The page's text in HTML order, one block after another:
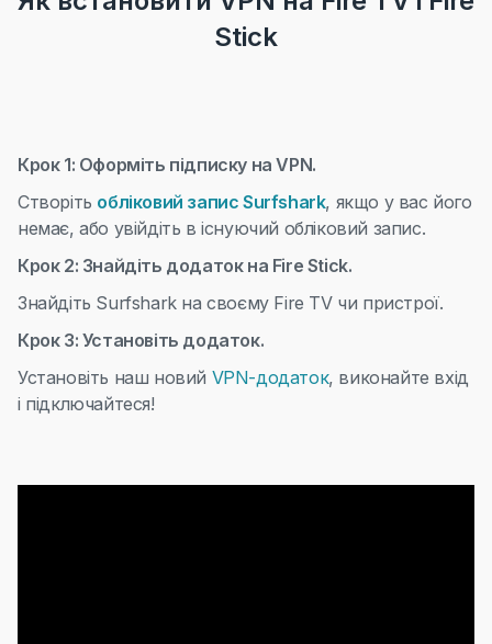
Stick
Крок 1: Оформіть підписку на VPN.
Створіть обліковий запис Surfshark, якщо у вас його
немає, або увійдіть в існуючий обліковий запис.
Крок 2: Знайдіть додаток на Fire Stick.
Знайдіть Surfshark на своєму Fire TV чи пристрої.
Крок 3: Установіть додаток.
Установіть наш новий VPN-додаток, виконайте вхід
і підключайтеся!